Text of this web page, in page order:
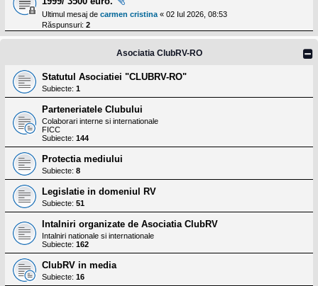
r
u
o
t
i
a
u
o
r
u
o
t
e
d
i
n
R
o
m
a
i
a
Ultimul mesaj de carmen cristina « 02 Iul 2026, 08:53
Răspunsuri: 2
Asociatia ClubRV-RO
Statutul Asociatiei "CLUBRV-RO"
Subiecte: 1
Parteneriatele Clubului
Colaborari interne si internationale
FICC
Subiecte: 144
Protectia mediului
Subiecte: 8
Legislatie in domeniul RV
Subiecte: 51
Intalniri organizate de Asociatia ClubRV
Intalniri nationale si internationale
Subiecte: 162
ClubRV in media
Subiecte: 16